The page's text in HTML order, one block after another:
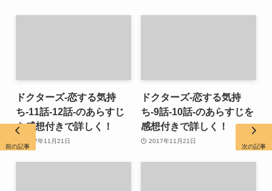
ドクターズ-恋する気持
ち-11話-12話-のあらすじ
を感想付きで詳しく！
2017年11月21日
ドクターズ-恋する気持
ち-9話-10話-のあらすじを
感想付きで詳しく！
2017年11月21日
前の記事 次の記事